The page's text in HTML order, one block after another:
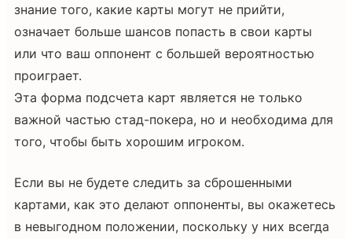
знание того, какие карты могут не прийти,
означает больше шансов попасть в свои карты
или что ваш оппонент с большей вероятностью
проиграет.
Эта форма подсчета карт является не только
важной частью стад-покера, но и необходима для
того, чтобы быть хорошим игроком.
Если вы не будете следить за сброшенными
картами, как это делают оппоненты, вы окажетесь
в невыгодном положении, поскольку у них всегда